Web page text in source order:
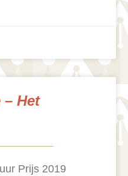
Het
Prijs 2019